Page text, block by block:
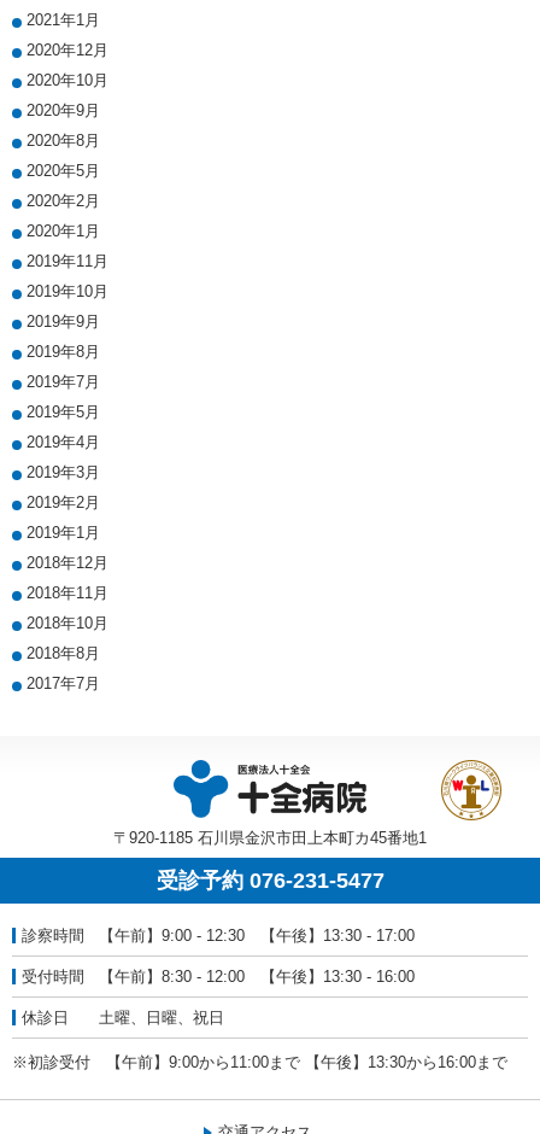
2021年1月
2020年12月
2020年10月
2020年9月
2020年8月
2020年5月
2020年2月
2020年1月
2019年11月
2019年10月
2019年9月
2019年8月
2019年7月
2019年5月
2019年4月
2019年3月
2019年2月
2019年1月
2018年12月
2018年11月
2018年10月
2018年8月
2017年7月
〒920-1185 石川県金沢市田上本町カ45番地1
受診予約 076-231-5477
診察時間 【午前】9:00 - 12:30 【午後】13:30 - 17:00
受付時間 【午前】8:30 - 12:00 【午後】13:30 - 16:00
休診日 土曜、日曜、祝日
※初診受付 【午前】9:00から11:00まで 【午後】13:30から16:00まで